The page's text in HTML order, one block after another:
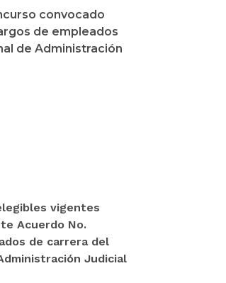
convocado
de empleados
de Administración
vigentes
Acuerdo No.
de carrera del
Judicial